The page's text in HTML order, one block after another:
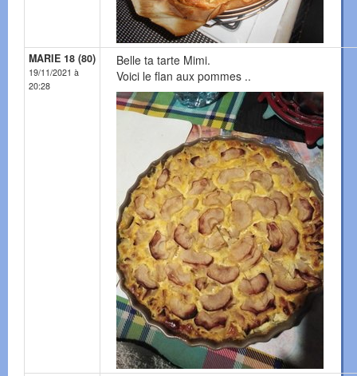
MARIE 18 (80)
19/11/2021 à
20:28
Belle ta tarte Mimi.
Voici le flan aux pommes ..